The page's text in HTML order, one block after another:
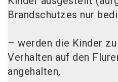
Brandschutzes nur
– werden die Kinder
Verhalten auf den
angehalten,